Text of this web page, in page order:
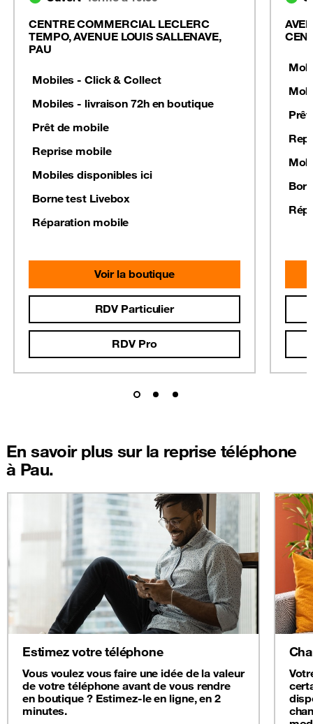
CENTRE COMMERCIAL LECLERC
TEMPO, AVENUE LOUIS SALLENAVE,
PAU
Mobiles - Click & Collect
Mobiles - livraison 72h en boutique
Prêt de mobile
Reprise mobile
Mobiles disponibles ici
Borne test Livebox
Réparation mobile
Voir la boutique
RDV Particulier
RDV Pro
En savoir plus sur la reprise téléphone
à Pau.
Estimez votre téléphone
Vous voulez vous faire une idée de la valeur
de votre téléphone avant de vous rendre
en boutique ? Estimez-le en ligne, en 2
minutes.